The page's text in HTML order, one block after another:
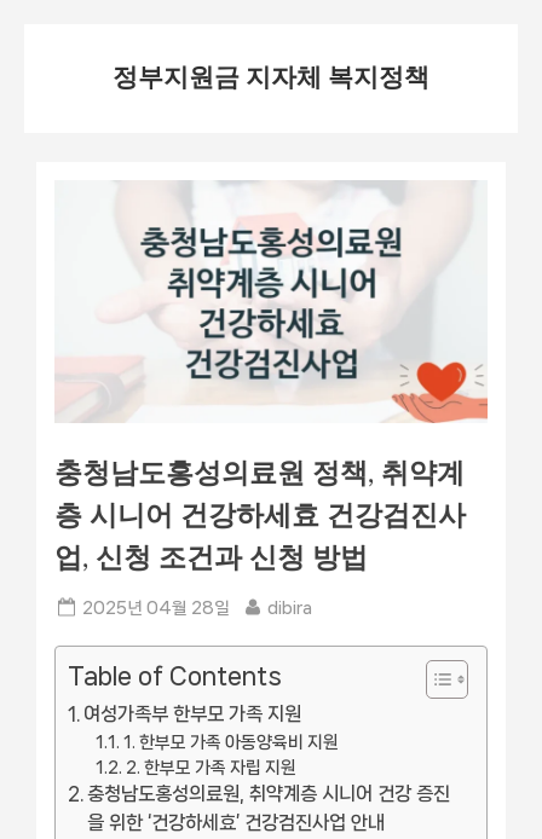
정부지원금 지자체 복지정책
충청남도홍성의료원 정책, 취약계
층 시니어 건강하세효 건강검진사
업, 신청 조건과 신청 방법
Posted
2025년 04월 28일 By
dibira
Table of Contents
여성가족부 한부모 가족 지원
1. 한부모 가족 아동양육비 지원
2. 한부모 가족 자립 지원
충청남도홍성의료원, 취약계층 시니어 건강 증진
을 위한 ‘건강하세효’ 건강검진사업 안내